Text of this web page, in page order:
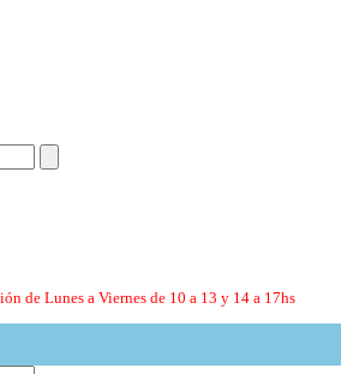
de Lunes a Viernes de 10 a 13 y 14 a 17hs